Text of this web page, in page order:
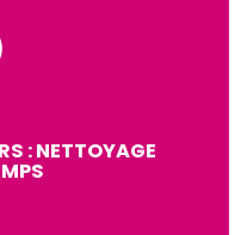
: NETTOYAGE